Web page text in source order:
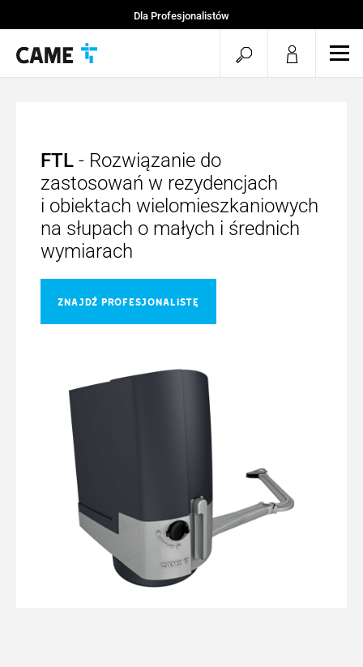
Dla Profesjonalistów
Otwórz
wyszukiwarkę
FTL - Rozwiązanie do
zastosowań w rezydencjach
i obiektach wielomieszkaniowych
na słupach o małych i średnich
wymiarach
ZNAJDŹ PROFESJONALISTĘ